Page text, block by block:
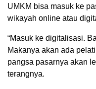
UMKM bisa masuk ke
wikayah online atau
“Masuk ke digitalisasi.
Makanya akan ada
pangsa pasarnya akan
terangnya.